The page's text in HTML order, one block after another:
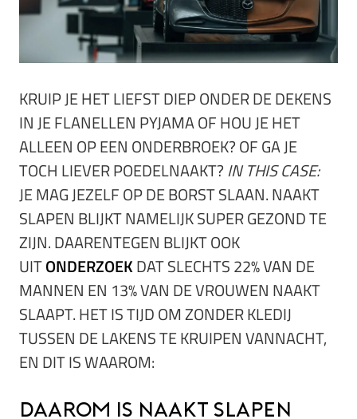
KRUIP JE HET LIEFST DIEP ONDER DE DEKENS
IN JE FLANELLEN PYJAMA OF HOU JE HET
ALLEEN OP EEN ONDERBROEK? OF GA JE
TOCH LIEVER POEDELNAAKT?IN THIS CASE:
JE MAG JEZELF OP DE BORST SLAAN. NAAKT
SLAPEN BLIJKT NAMELIJK SUPER GEZOND TE
ZIJN. DAARENTEGEN BLIJKT OOK
UITONDERZOEKDAT SLECHTS 22% VAN DE
MANNEN EN 13% VAN DE VROUWEN NAAKT
SLAAPT. HET IS TIJD OM ZONDER KLEDIJ
TUSSEN DE LAKENS TE KRUIPEN VANNACHT,
EN DIT IS WAAROM:
Daarom is naakt slapen